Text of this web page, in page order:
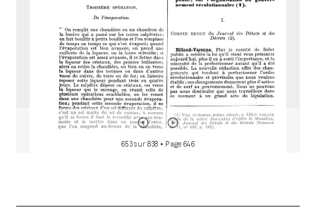
653 sur 838 • Page 646